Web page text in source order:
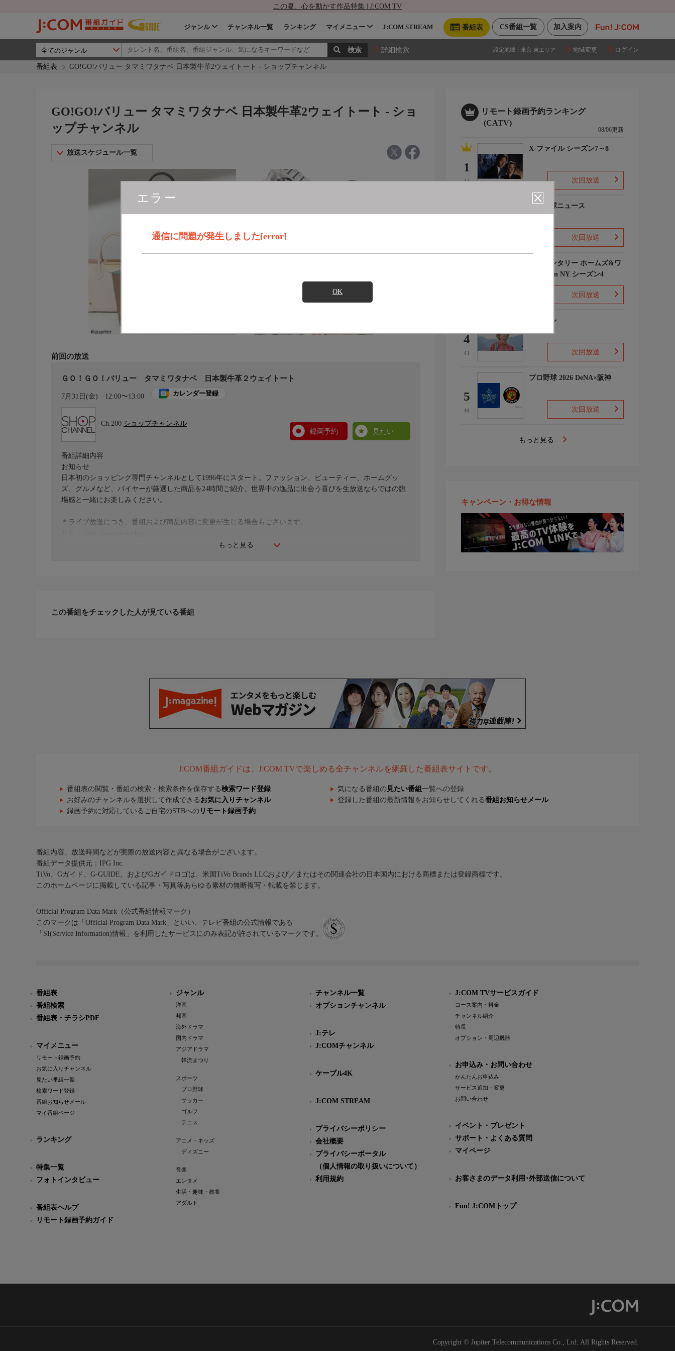
この夏、心を動かす作品特集 | J:COM TV
加入案内
CS番組一覧
番組表
ジャンル チャンネル一覧 ランキング マイメニュー J:COM STREAM
詳細検索 設定地域： 東京 東エリア 地域変更 ログイン
番組表 GO!GO!バリュー タマミワタナベ 日本製牛革2ウェイトート - ショップチャンネル
エラー
通信に問題が発生しました[error]
OK
GO!GO!バリュー タマミワタナベ 日本製牛革2ウェイトート - ショ
ップチャンネル
放送スケジュール一覧
前回の放送
ＧＯ！ＧＯ！バリュー タマミワタナベ 日本製牛革２ウェイトート
7月31日(金) 12:00〜13:00 カレンダー登録
Ch.200 ショップチャンネル
録画予約
見たい
もっと見る
番組詳細内容
お知らせ
日本初のショッピング専門チャンネルとして1996年にスタート。ファッション、ビューティー、ホームグッ
ズ、グルメなど、バイヤーが厳選した商品を24時間ご紹介。世界中の逸品に出会う喜びを生放送ならではの臨
場感と一緒にお楽しみください。
＊ライブ放送につき、番組および商品内容に変更が生じる場合もございます。
この番組をチェックした人が見ている番組
リモート録画予約ランキング
(CATV)
08/06更新
1
(-)
X-ファイル シーズン7～8
次回放送
プロ野球ニュース
次回放送
エレメンタリー ホームズ&ワ
トソン in NY シーズン4
次回放送
4
(-)
下山メシ
次回放送
5
(-)
プロ野球 2026 DeNA×阪神
次回放送
もっと見る
キャンペーン・お得な情報
J:COM番組ガイドは、J:COM TVで楽しめる全チャンネルを網羅した番組表サイトです。
番組表の閲覧・番組の検索・検索条件を保存する検索ワード登録 気になる番組の 見たい番組 一覧への登録
お好みのチャンネルを選択して作成できる お気に入りチャンネル 登録した番組の最新情報をお知らせしてくれる番組お知らせメール
録画予約に対応しているご自宅のSTBへの リモート録画予約
番組内容、放送時間などが実際の放送内容と異なる場合がございます。
番組データ提供元：IPG Inc.
TiVo、Gガイド、G-GUIDE、およびGガイドロゴは、米国TiVo Brands LLCおよび／またはその関連会社の日本国内における商標または登録商標です。
このホームページに掲載している記事・写真等あらゆる素材の無断複写・転載を禁じます。
Official Program Data Mark（公式番組情報マーク）
このマークは「Official Program Data Mark」といい、テレビ番組の公式情報である
「SI(Service Information)情報」を利用したサービスにのみ表記が許されているマークです。
番組表
番組検索
番組表・チラシPDF
マイメニュー
リモート録画予約
お気に入りチャンネル
見たい番組一覧
検索ワード登録
番組お知らせメール
マイ番組ページ
ランキング
特集一覧
フォトインタビュー
番組表ヘルプ
リモート録画予約ガイド
ジャンル
洋画
邦画
海外ドラマ
国内ドラマ
アジアドラマ
韓流まつり
スポーツ
プロ野球
サッカー
ゴルフ
テニス
アニメ・キッズ
ディズニー
音楽
エンタメ
生活・趣味・教養
アダルト
チャンネル一覧
オプションチャンネル
J:テレ
J:COMチャンネル
ケーブル4K
J:COM STREAM
プライバシーポリシー
会社概要
プライバシーポータル
（個人情報の取り扱いについて）
利用規約
J:COM TVサービスガイド
コース案内・料金
チャンネル紹介
特長
オプション・周辺機器
お申込み・お問い合わせ
かんたんお申込み
サービス追加・変更
お問い合わせ
イベント・プレゼント
サポート・よくある質問
マイページ
お客さまのデータ利用･外部送信について
Fun! J:COMトップ
Copyright © Jupiter Telecommunications Co., Ltd. All Rights Reserved.